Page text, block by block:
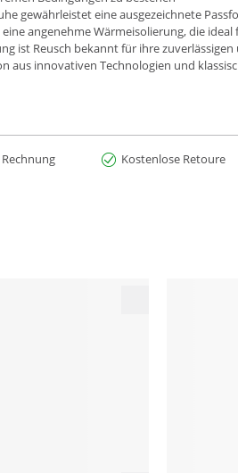
gewährleistet eine ausgezeichnete
angenehme Wärmeisolierung, die ideal
ist Reusch bekannt für ihre
innovativen Technologien und
Kostenlose Retoure